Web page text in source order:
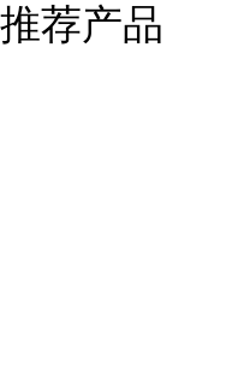
推荐产品